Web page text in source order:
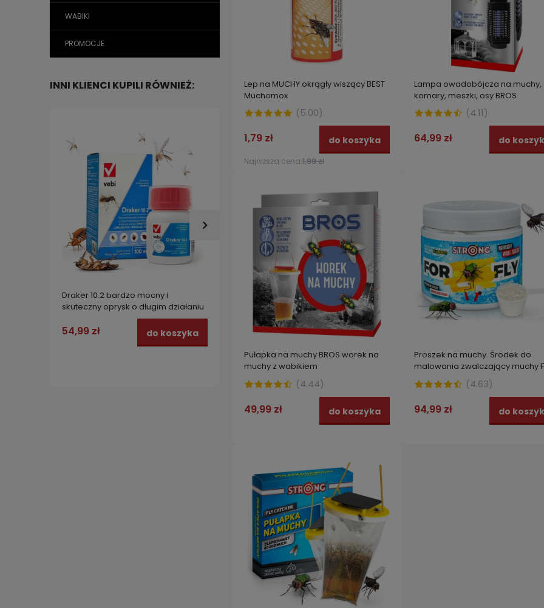
WABIKI
PROMOCJE
INNI KLIENCI KUPILI RÓWNIEŻ:
Draker 10.2 bardzo mocny i
skuteczny oprysk o długim działaniu
na pluskwy, komary, kleszcze, pchły,
karaluchy 100 ml
54,99 zł do koszyka
Spray na muchy. Aerozol do
zwalczania much, komarów,
meszek, muszek MUCHOZOL 300 ml
22,99 zł do koszyka
Wabiąca trutka na muchy do
malowania BROS VENIT 100 ml
Lep na MUCHY okrągły wiszący BEST
Muchomox
(5.00)
1,79 zł
Najniższa cena:1,99 zł
do koszyka
Lampa owadobójcza na muchy,
komary, meszki, osy BROS
(4.11)
64,99 zł do
Pułapka na muchy BROS worek na
muchy z wabikiem
(4.44)
49,99 zł do koszyka
Proszek na muchy. Środek do
malowania zwalczający muchy
FLY STRONG 125g
(4.63)
94,99 zł do